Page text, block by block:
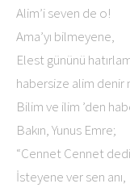
Alim’i seven de o!
Ama’yı bilmeyene,
Elest gününü
habersize alim denir
Bilim ve ilim ’den
Bakın, Yunus Emre;
“Cennet Cennet
İsteyene ver sen anı,